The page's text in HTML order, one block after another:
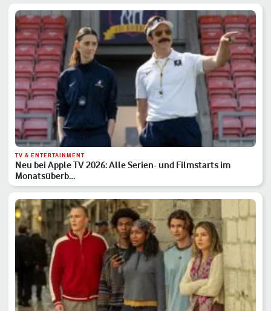
TV & ENTERTAINMENT
Neu bei Apple TV 2026: Alle Serien- und Filmstarts im
Monatsüberb…